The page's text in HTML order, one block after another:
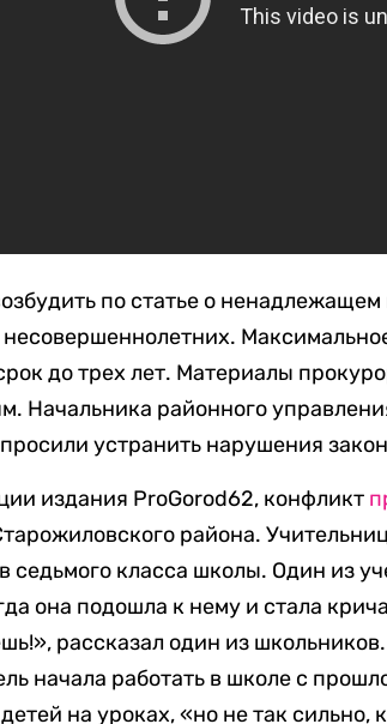
по статье о
до трех лет. Материалы
Начальника районного
устранить нарушения
издания ProGorod62, конфликт
района.
седьмого класса школы. Один из
она подошла к нему и стала
рассказал один из
начала работать в школе с
на уроках, «но не так сильно,